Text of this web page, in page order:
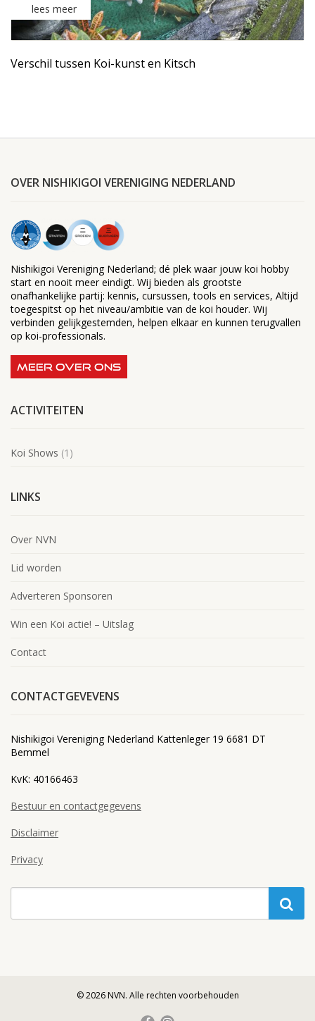
lees meer
Verschil tussen Koi-kunst en Kitsch
OVER NISHIKIGOI VERENIGING NEDERLAND
Nishikigoi Vereniging Nederland; dé plek waar jouw koi hobby
start en nooit meer eindigt. Wij bieden als grootste
onafhankelijke partij: kennis, cursussen, tools en services, Altijd
toegespitst op het niveau/ambitie van de koi houder. Wij
verbinden gelijkgestemden, helpen elkaar en kunnen terugvallen
op koi-professionals.
MEER OVER ONS
ACTIVITEITEN
Koi Shows (1)
LINKS
Over NVN
Lid worden
Adverteren Sponsoren
Win een Koi actie! – Uitslag
Contact
CONTACTGEVEVENS
Nishikigoi Vereniging Nederland Kattenleger 19 6681 DT
Bemmel
KvK: 40166463
Bestuur en contactgegevens
Disclaimer
Privacy
© 2026 NVN. Alle rechten voorbehouden